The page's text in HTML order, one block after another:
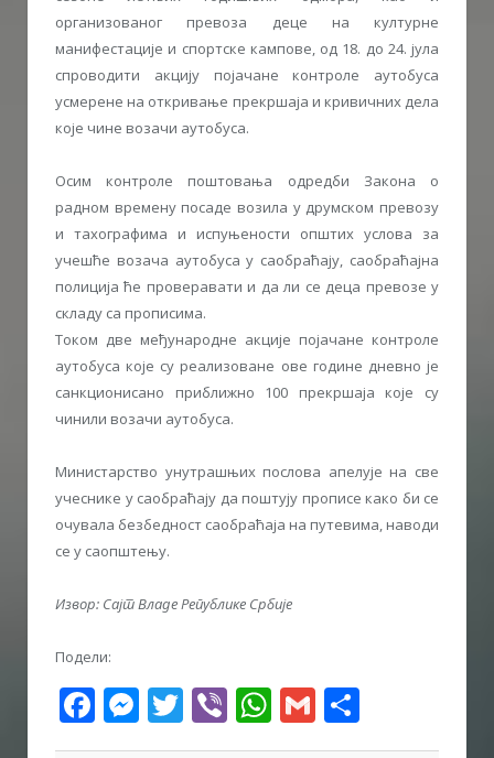
организованог превоза деце на културне
манифестације и спортске кампове, од 18. до 24. јула
спроводити акцију појачане контроле аутобуса
усмерене на откривање прекршаја и кривичних дела
које чине возачи аутобуса.
Осим контроле поштовања одредби Закона о
радном времену посаде возила у друмском превозу
и тахографима и испуњености општих услова за
учешће возача аутобуса у саобраћају, саобраћајна
полиција ће проверавати и да ли се деца превозе у
складу са прописима.
Током две међународне акције појачане контроле
аутобуса које су реализоване ове године дневно је
санкционисано приближно 100 прекршаја које су
чинили возачи аутобуса.
Министарство унутрашњих послова апелује на све
учеснике у саобраћају да поштују прописе како би се
очувала безбедност саобраћаја на путевима, наводи
се у саопштењу.
Извор: Сајт Владе Републике Србије
Подели:
Facebook
Messenger
Twitter
ViberWhatsApp
Gmail